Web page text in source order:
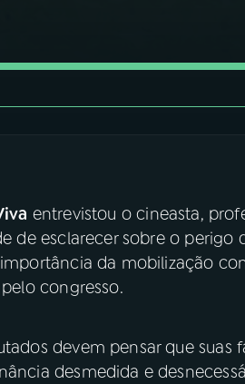
entrevistou o cineasta,
de esclarecer sobre o perigo
da mobilização
congresso.
devem pensar que
desmedida e